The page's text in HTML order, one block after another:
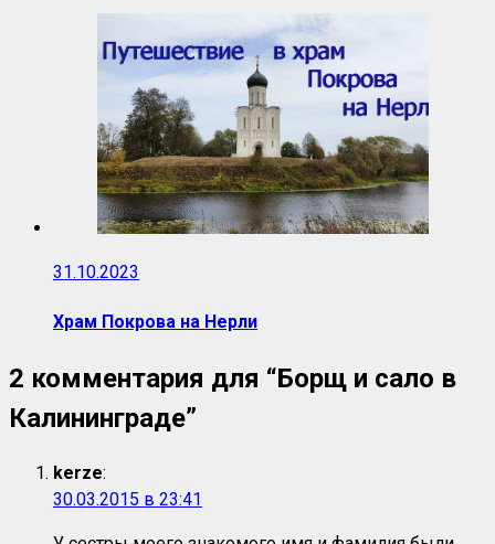
31.10.2023
Храм Покрова на Нерли
2 комментария для “Борщ и сало в
Калининграде”
kerze:
30.03.2015 в 23:41